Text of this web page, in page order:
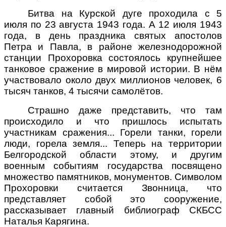
Битва на Курской дуге проходила с 5
июля по 23 августа 1943 года. А 12 июля 1943
года, в день праздника святых апостолов
Петра и Павла, в районе железнодорожной
станции Прохоровка состоялось крупнейшее
танковое сражение в мировой истории. В нём
участвовало около двух миллионов человек, 6
тысяч танков, 4 тысячи самолётов.
Страшно даже представить, что там
происходило и что пришлось испытать
участникам сражения... Горели танки, горели
люди, горела земля... Теперь на территории
Белгородской области этому, и другим
военным событиям государства посвящено
множество памятников, монументов. Символом
Прохоровки считается Звонница, что
представляет собой это сооружение,
рассказывает главный библиограф СКБСС
Наталья Карягина.